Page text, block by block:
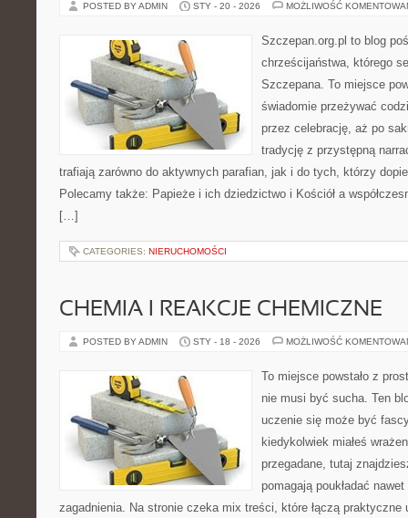
POSTED BY ADMIN STY - 20 - 2026 MOŻLIWOŚĆ
Szczepan.org.pl to blog
chrześcijaństwa, którego
Szczepana. To miejsce
świadomie przeżywać
przez celebrację, aż po
tradycję z przystępną
trafiają zarówno do aktywnych parafian, jak i do tych, którzy
Polecamy także: Papieże i ich dziedzictwo i Kościół a
[…]
CATEGORIES: NIERUCHOMOŚCI
CHEMIA I REAKCJE CHEMICZNE
POSTED BY ADMIN STY - 18 - 2026 MOŻLIWOŚĆ
To miejsce powstało z
nie musi być sucha. Ten
uczenie się może być
kiedykolwiek miałeś
przegadane, tutaj
pomagają poukładać
zagadnienia. Na stronie czeka mix treści, które łączą